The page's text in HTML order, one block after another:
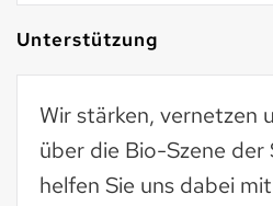
Unterstützung
Wir stärken, vernetzen
über die Bio-Szene der
helfen Sie uns dabei